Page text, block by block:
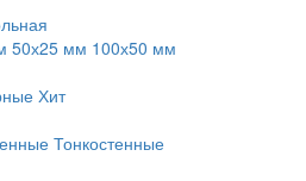
50х25 мм 100х50 мм
Хит
Тонкостенные